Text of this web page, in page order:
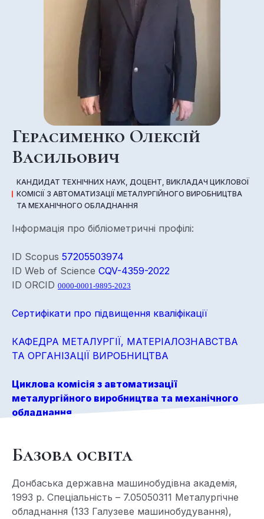
Герасименко Олексій
Васильович
КАНДИДАТ ТЕХНІЧНИХ НАУК, ДОЦЕНТ, ВИКЛАДАЧ ЦИКЛОВОЇ
КОМІСІЇ З АВТОМАТИЗАЦІЇ МЕТАЛУРГІЙНОГО ВИРОБНИЦТВА
ТА МЕХАНІЧНОГО ОБЛАДНАННЯ
Інформація про бібліометричні профілі:
ID Scopus 57205503974
ID Web of Science CQV-4359-2022
ID ORCID 0000-0001-9895-2023
Сертифікати про підвищення кваліфікації
КАФЕДРА МЕТАЛУРГІЇ, МАТЕРІАЛОЗНАВСТВА
ТА ОРГАНІЗАЦІЇ ВИРОБНИЦТВА
Циклова комісія з автоматизації
металургійного виробництва та механічного
обладнання
Базова освіта
Донбаська державна машинобудівна академія,
1993 р. Спеціальність – 7.05050311 Металургічне
обладнання (133 Галузеве машинобудування),